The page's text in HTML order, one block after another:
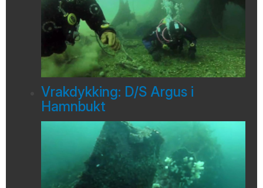
Vrakdykking: D/S Argus i
Hamnbukt